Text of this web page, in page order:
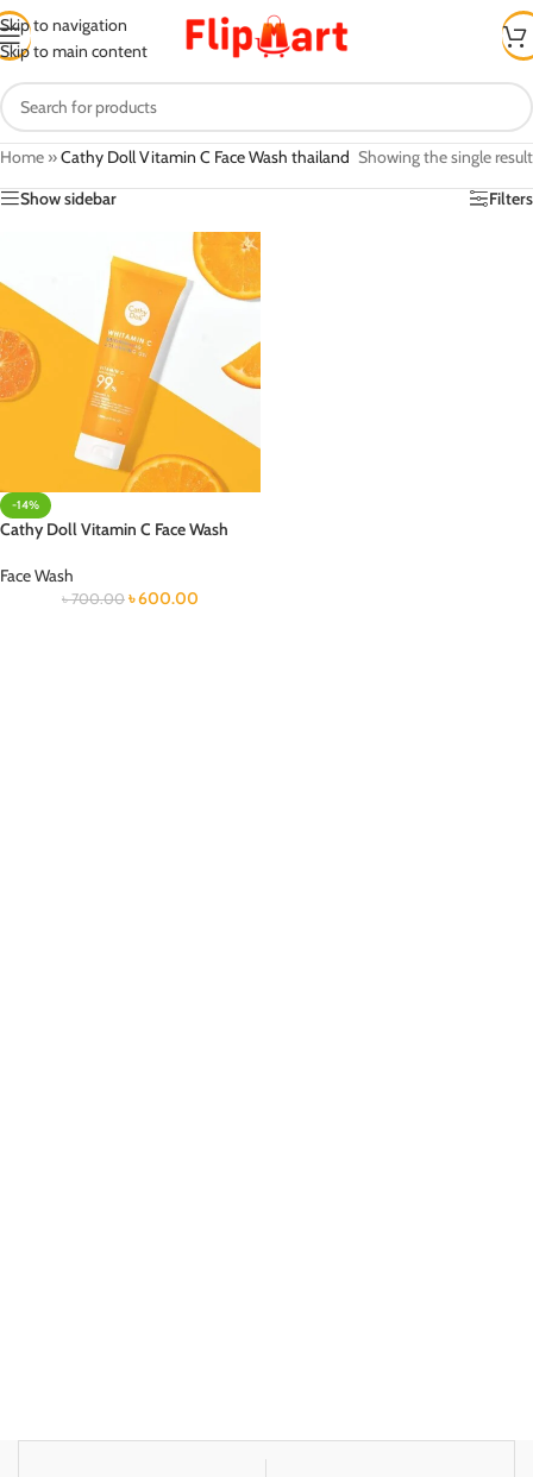
Skip to navigation
Skip to main content
Home »Cathy Doll Vitamin C Face Wash thailand Showing the single result
Show sidebar
Filters
-14%
Cathy Doll Vitamin C Face Wash
Face Wash
৳700.00 ৳600.00